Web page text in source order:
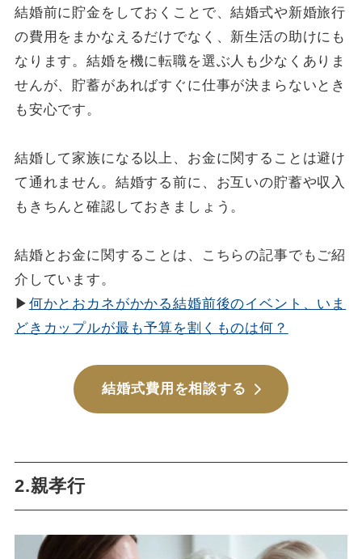
結婚前に貯金をしておくことで、結婚式や新婚旅行
の費用をまかなえるだけでなく、新生活の助けにも
なります。結婚を機に転職を選ぶ人も少なくありま
せんが、貯蓄があればすぐに仕事が決まらないとき
も安心です。
結婚して家族になる以上、お金に関することは避け
て通れません。結婚する前に、お互いの貯蓄や収入
もきちんと確認しておきましょう。
結婚とお金に関することは、こちらの記事でもご紹
介しています。
▶ 何かとおカネがかかる結婚前後のイベント、いま
どきカップルが最も予算を割くものは何？
結婚式費用を相談する
2.親孝行